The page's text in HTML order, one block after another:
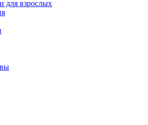
для взрослых